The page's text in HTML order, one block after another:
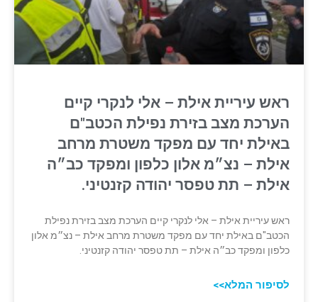
ראש עיריית אילת – אלי לנקרי קיים
הערכת מצב בזירת נפילת הכטב"ם
באילת יחד עם מפקד משטרת מרחב
אילת – נצ״מ אלון כלפון ומפקד כב״ה
אילת – תת טפסר יהודה קזנטיני.
ראש עיריית אילת – אלי לנקרי קיים הערכת מצב בזירת נפילת
הכטב"ם באילת יחד עם מפקד משטרת מרחב אילת – נצ״מ אלון
כלפון ומפקד כב״ה אילת – תת טפסר יהודה קזנטיני.
לסיפור המלא>>